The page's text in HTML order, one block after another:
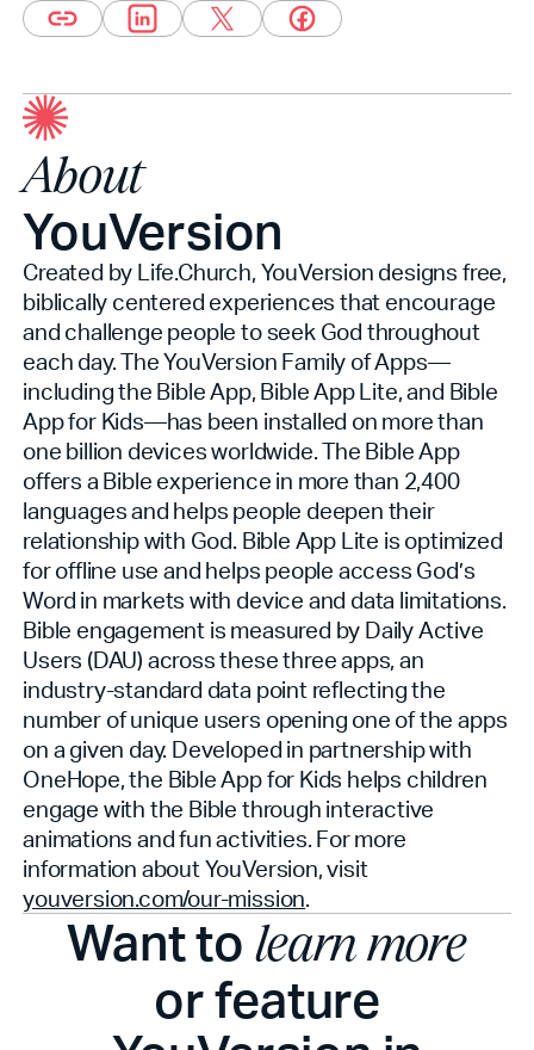
About
YouVersion
Created by Life.Church, YouVersion designs free,
biblically centered experiences that encourage
and challenge people to seek God throughout
each day. The YouVersion Family of Apps—
including the Bible App, Bible App Lite, and Bible
App for Kids—has been installed on more than
one billion devices worldwide. The Bible App
offers a Bible experience in more than 2,400
languages and helps people deepen their
relationship with God. Bible App Lite is optimized
for offline use and helps people access God’s
Word in markets with device and data limitations.
Bible engagement is measured by Daily Active
Users (DAU) across these three apps, an
industry-standard data point reflecting the
number of unique users opening one of the apps
on a given day. Developed in partnership with
OneHope, the Bible App for Kids helps children
engage with the Bible through interactive
animations and fun activities. For more
information about YouVersion, visit
youversion.com/our-mission.
Want to learn more
or feature